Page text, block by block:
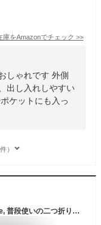
庫をAmazonでチェック >>
しゃれです 外側
出し入れしやすい
ケットにも入っ
）
コロンビア。, ブラックツートーン。, One Size, 普段使いの二つ折り財布-複数のカードスロット、IDウィンドウ。